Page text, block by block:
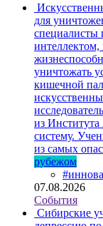
для
специалисты
интеллектом,
уничтожать
кишечной
из
систему.
из самых
рубежом
07.08.2026
События
Сибирские